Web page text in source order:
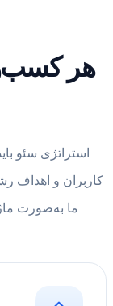
هر
استراتژی سئو
کاربران و اهداف
ما به‌صورت